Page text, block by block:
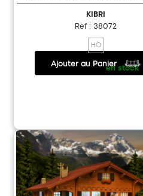
KIBRI
Ref : 38072
HO
34.80 € /en stock
Ajouter au Panier